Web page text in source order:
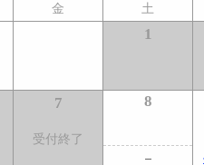
金 土
1
7
受付終了
8